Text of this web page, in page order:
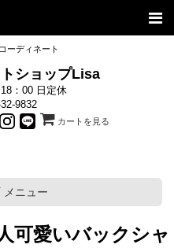
ーディネート
ショップLisa
：00 日定休
9832
カートを見る
メニュー
可愛いバックシャ